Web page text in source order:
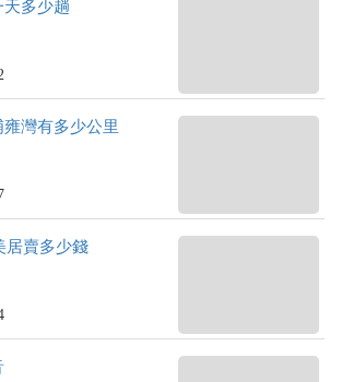
天多少趟
灣有多少公里
居賣多少錢